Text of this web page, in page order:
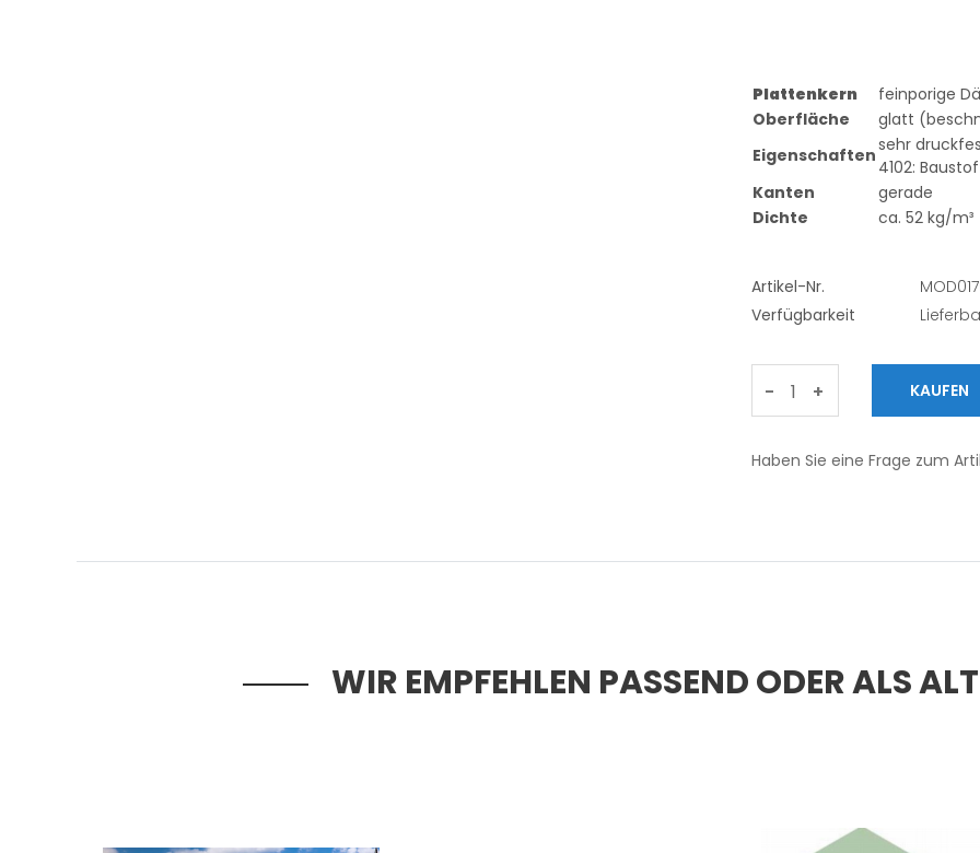
Plattenkern
feinporige
Oberfläche
glatt
Eigenschaftensehr
4102:
Kanten
gerade
Dichte
ca. 52 kg/m³
Artikel-Nr.
Verfügbarkeit
- +
Haben Sie eine Frage zum
WIR EMPFEHLEN PASSEND ODER ALS